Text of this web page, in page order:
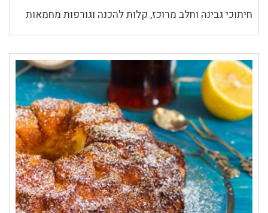
חיתוכי גבינה וחלב מרוכז, קלות להכנה וגורפות מחמאות